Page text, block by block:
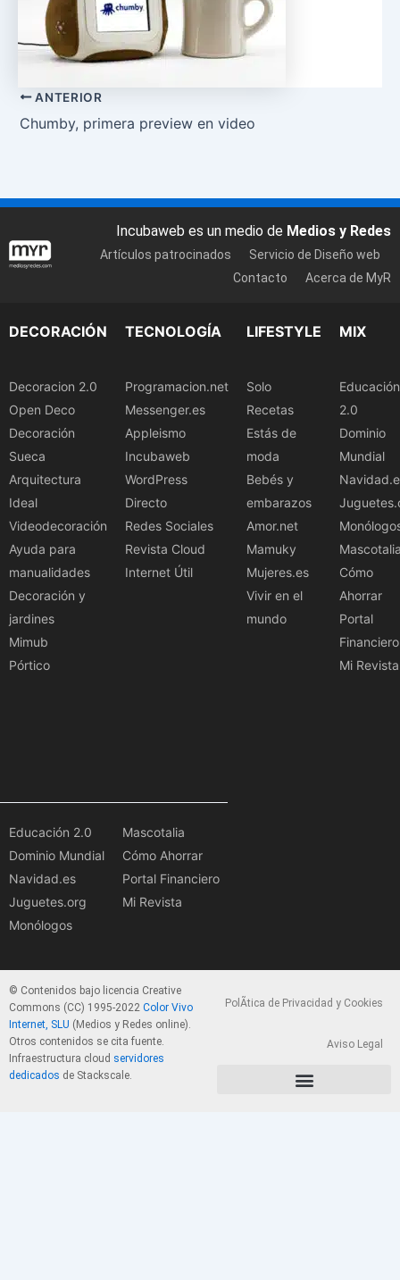
ANTERIOR
Chumby, primera preview en video
Incubaweb es un medio de Medios y Redes
Artículos patrocinados
Servicio de Diseño web
Contacto
Acerca de MyR
DECORACIÓN
Decoracion 2.0
Open Deco
Decoración
Sueca
Arquitectura
Ideal
Videodecoración
Ayuda para
manualidades
Decoración y
jardines
Mimub
Pórtico
TECNOLOGÍA
Programacion.net
Messenger.es
Appleismo
Incubaweb
WordPress
Directo
Redes Sociales
Revista Cloud
Internet Útil
LIFESTYLE
Solo
Recetas
Estás de
moda
Bebés y
embarazos
Amor.net
Mamuky
Mujeres.es
Vivir en el
mundo
MIX
Educación
2.0
Dominio
Mundial
Cómo
Ahorrar
Portal
Financiero
Mi Revista
Educación 2.0
Dominio Mundial
Navidad.es
Juguetes.org
Monólogos
Mascotalia
Cómo Ahorrar
Portal Financiero
Mi Revista
© Contenidos bajo licencia Creative
Commons (CC) 1995-2022 Color Vivo
Internet, SLU (Medios y Redes online).
Otros contenidos se cita fuente.
Infraestructura cloud servidores
dedicados de Stackscale.
PolÃ­tica de Privacidad y Cookies
Aviso Legal